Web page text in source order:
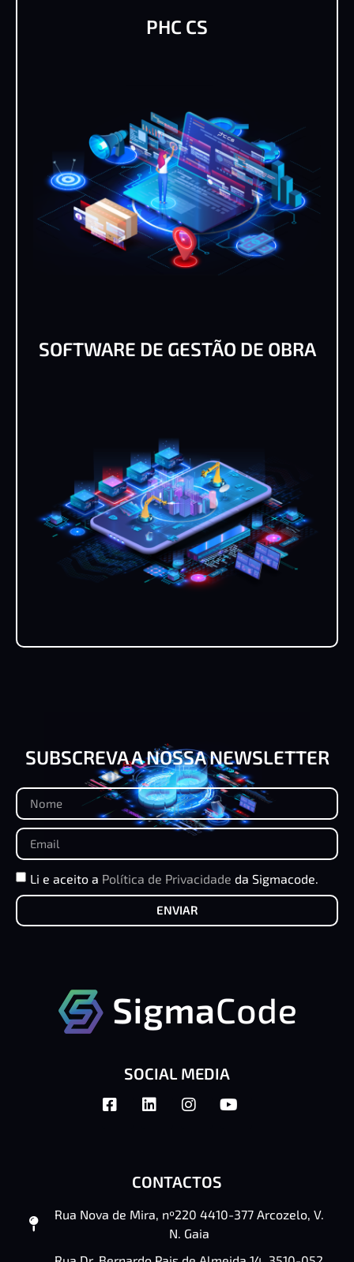
PHC CS
SOFTWARE DE GESTÃO DE OBRA
SUBSCREVA A NOSSA NEWSLETTER
Li e aceito a Política de Privacidade da Sigmacode.
ENVIAR
SOCIAL MEDIA
CONTACTOS
Rua Nova de Mira, nº220 4410-377 Arcozelo, V.
N. Gaia